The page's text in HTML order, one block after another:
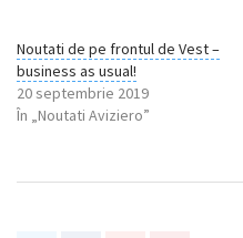
Noutati de pe frontul de Vest –
business as usual!
20 septembrie 2019
În „Noutati Aviziero”